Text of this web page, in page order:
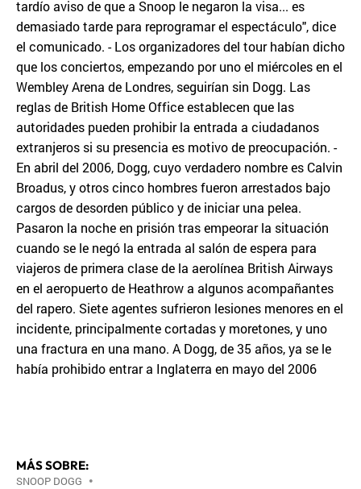
tardío aviso de que a Snoop le negaron la visa... es
demasiado tarde para reprogramar el espectáculo", dice
el comunicado. - Los organizadores del tour habían dicho
que los conciertos, empezando por uno el miércoles en el
Wembley Arena de Londres, seguirían sin Dogg. Las
reglas de British Home Office establecen que las
autoridades pueden prohibir la entrada a ciudadanos
extranjeros si su presencia es motivo de preocupación. -
En abril del 2006, Dogg, cuyo verdadero nombre es Calvin
Broadus, y otros cinco hombres fueron arrestados bajo
cargos de desorden público y de iniciar una pelea.
Pasaron la noche en prisión tras empeorar la situación
cuando se le negó la entrada al salón de espera para
viajeros de primera clase de la aerolínea British Airways
en el aeropuerto de Heathrow a algunos acompañantes
del rapero. Siete agentes sufrieron lesiones menores en el
incidente, principalmente cortadas y moretones, y uno
una fractura en una mano. A Dogg, de 35 años, ya se le
había prohibido entrar a Inglaterra en mayo del 2006
MÁS SOBRE:
SNOOP DOGG •